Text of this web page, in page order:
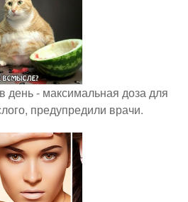
день - максимальная доза для
предупредили врачи.